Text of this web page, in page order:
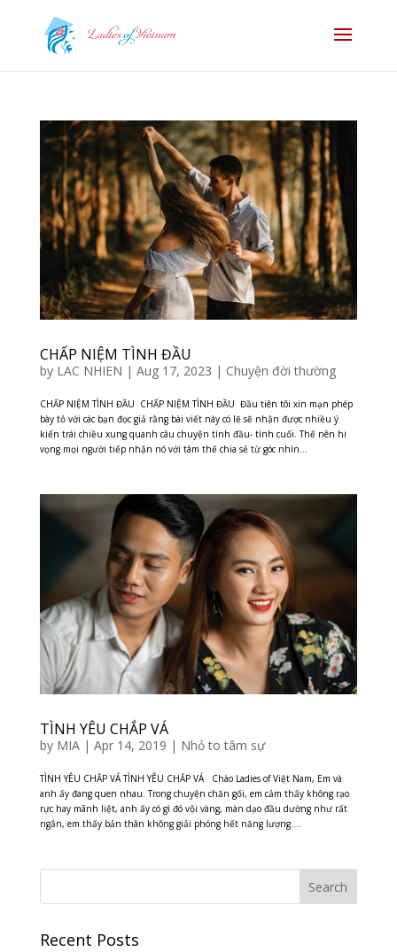
CHẤP NIỆM TÌNH ĐẦU
by LAC NHIEN | Aug 17, 2023 | Chuyện đời thường
CHẤP NIỆM TÌNH ĐẦU CHẤP NIỆM TÌNH ĐẦU Đầu tiên tôi xin mạn phép
bày tỏ với các bạn đọc giả rằng bài viết này có lẽ sẽ nhận được nhiều ý
kiến trái chiều xung quanh câu chuyện tình đầu- tình cuối. Thế nên hi
vọng mọi người tiếp nhận nó với tâm thế chia sẻ từ góc nhìn...
TÌNH YÊU CHẮP VÁ
by MIA| Apr 14, 2019 | Nhỏ to tâm sự
TÌNH YÊU CHẮP VÁ TÌNH YÊU CHẮP VÁ Chào Ladies of Việt Nam, Em và
anh ấy đang quen nhau. Trong chuyện chăn gối, em cảm thấy không rạo
rực hay mãnh liệt, anh ấy có gì đó vội vàng, màn dạo đầu dường như rất
ngắn, em thấy bản thân không giải phóng hết năng lượng....
Recent Posts